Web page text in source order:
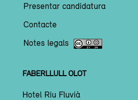
Presentar candidatura
Contacte
Notes legals
FABERLLULL OLOT
Hotel Riu Fluvià